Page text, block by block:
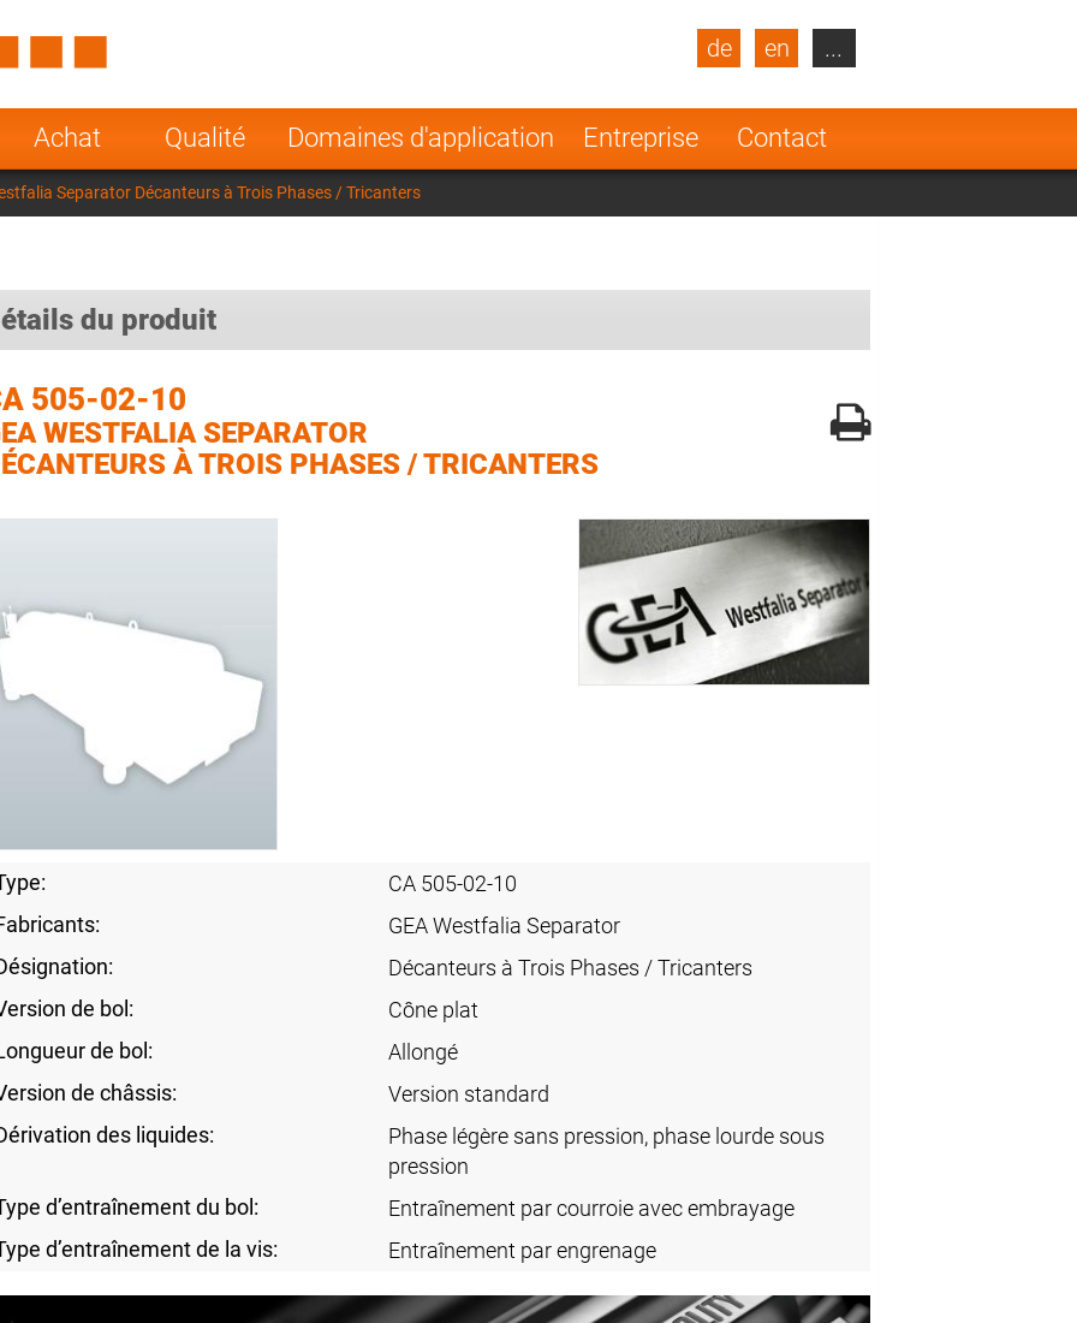
Achat Qualité Domaines d'application Entreprise Contact
de en
Turkey
Poland Norway
Netherlands
Greece
...
Separator Décanteurs à Trois Phases / Tricanters
du produit
505-02-10
WESTFALIA SEPARATOR
À TROIS PHASES / TRICANTERS
CA 505-02-10
GEA Westfalia Separator
Décanteurs à Trois Phases / Tricanters
de bol:
Cône plat
de bol:
Allongé
de châssis:
Version standard
des liquides:
Phase légère sans pression, phase lourde sous
pression
d’entraînement du bol:
Entraînement par courroie avec embrayage
d’entraînement de la vis:
Entraînement par engrenage